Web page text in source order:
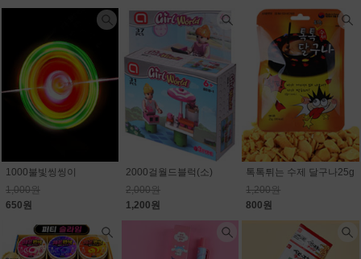
1000불빛씽씽이
1,000원
650원
2000걸월드블럭(소)
2,000원
1,200원
톡톡튀는 수제 달구나25g
1,200원
800원